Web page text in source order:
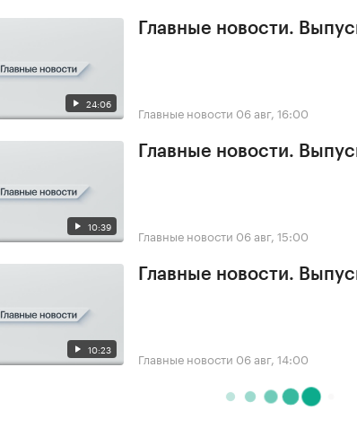
24:06
Главные новости.
Главные новости 06 авг, 16:00
10:39
Главные новости.
Главные новости 06 авг, 15:00
10:23
Главные новости.
Главные новости 06 авг, 14:00